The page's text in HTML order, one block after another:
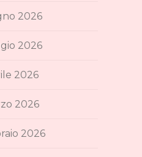
2026
2026
2026
2026
2026